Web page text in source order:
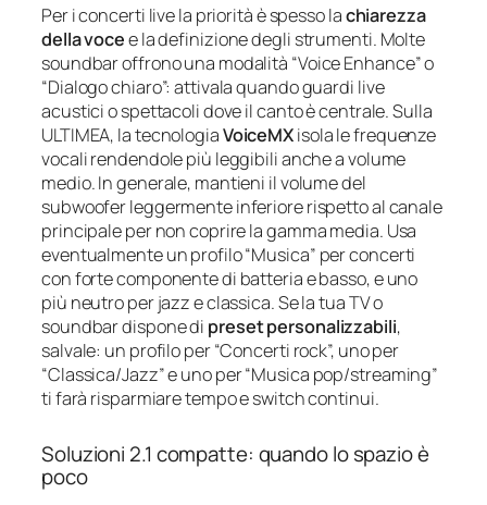
Per i concerti live la priorità è spesso lachiarezza
della vocee la definizione degli strumenti. Molte
soundbar offrono una modalità “Voice Enhance” o
“Dialogo chiaro”: attivala quando guardi live
acustici o spettacoli dove il canto è centrale. Sulla
ULTIMEA, la tecnologiaVoiceMXisola le frequenze
vocali rendendole più leggibili anche a volume
medio. In generale, mantieni il volume del
subwoofer leggermente inferiore rispetto al canale
principale per non coprire la gamma media. Usa
eventualmente un profilo “Musica” per concerti
con forte componente di batteria e basso, e uno
più neutro per jazz e classica. Se la tua TV o
soundbar dispone di preset personalizzabili,
salvale: un profilo per “Concerti rock”, uno per
“Classica/Jazz” e uno per “Musica pop/streaming”
ti farà risparmiare tempo e switch continui.
Soluzioni 2.1 compatte: quando lo spazio è
poco